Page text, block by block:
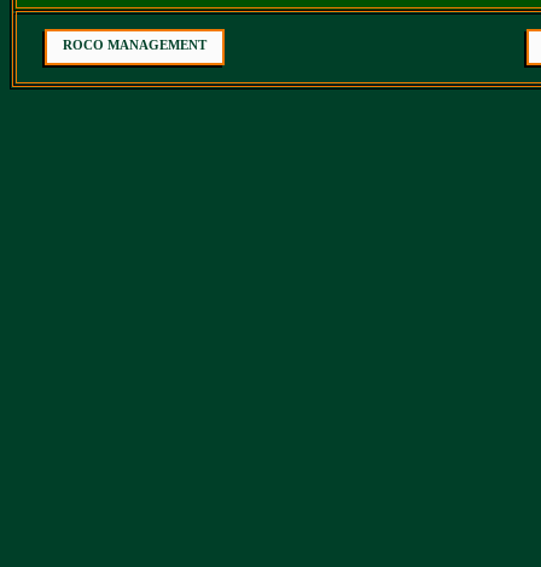
ROCO MANAGEMENT
ROCO MANAGEMENT